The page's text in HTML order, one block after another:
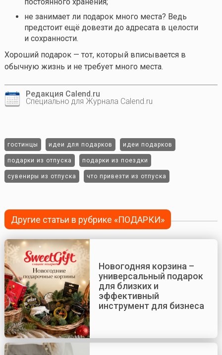
не занимает ли подарок много места? Ведь
предстоит ещё довезти до адресата в целости
и сохранности.
Хороший подарок — тот, который вписывается в
обычную жизнь и не требует много места.
Редакция Calend.ru
Специально для Журнала Calend.ru
гостинцы идеи для подарков идеи подарков
подарки из отпуска подарки из поездки
сувениры из отпуска что привезти из отпуска
Другие статьи в рубрике «ПОДАРКИ»
Новогодняя корзина –
универсальный подарок
для близких и
эффективный
инструмент для бизнеса